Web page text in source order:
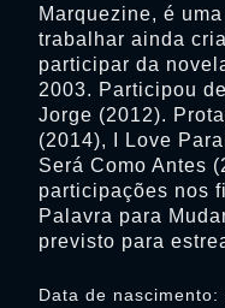
Data de nascimento:
Marquezine, é
trabalhar ainda
participar da
2003. Participou
Jorge (2012).
(2014), I Love
Será Como Antes
participações nos
Palavra para
previsto para